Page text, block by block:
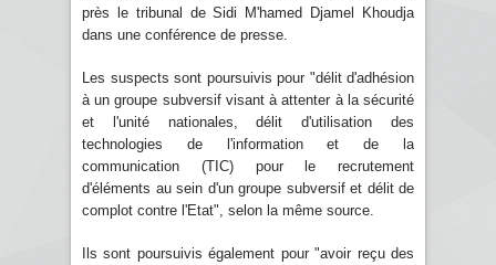
près le tribunal de Sidi M'hamed Djamel Khoudja
dans une conférence de presse.
Les suspects sont poursuivis pour "délit d'adhésion
à un groupe subversif visant à attenter à la sécurité
et l'unité nationales, délit d'utilisation des
technologies de l'information et de la
communication (TIC) pour le recrutement
d'éléments au sein d'un groupe subversif et délit de
complot contre l'Etat", selon la même source.
Ils sont poursuivis également pour "avoir reçu des